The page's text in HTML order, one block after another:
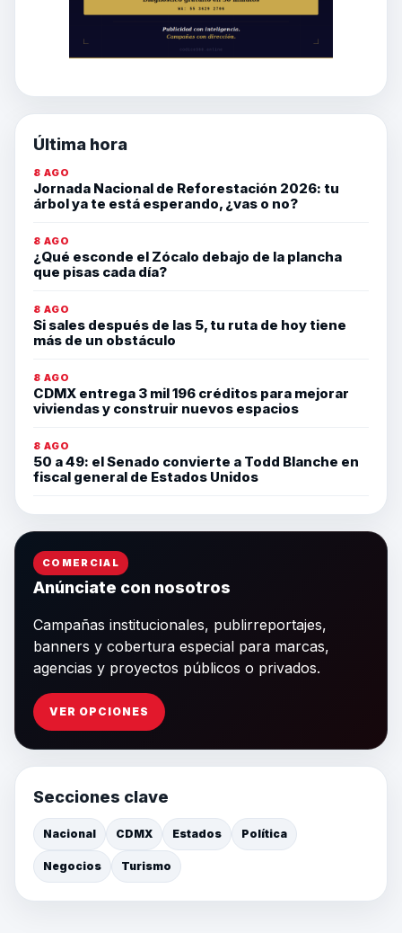
Última hora
8 AGO
Jornada Nacional de Reforestación 2026: tu
árbol ya te está esperando, ¿vas o no?
8 AGO
¿Qué esconde el Zócalo debajo de la plancha
que pisas cada día?
8 AGO
Si sales después de las 5, tu ruta de hoy tiene
más de un obstáculo
8 AGO
CDMX entrega 3 mil 196 créditos para mejorar
viviendas y construir nuevos espacios
8 AGO
50 a 49: el Senado convierte a Todd Blanche en
fiscal general de Estados Unidos
COMERCIAL
Anúnciate con nosotros
Campañas institucionales, publirreportajes,
banners y cobertura especial para marcas,
agencias y proyectos públicos o privados.
VER OPCIONES
Secciones clave
Nacional CDMX Estados Política
Negocios Turismo